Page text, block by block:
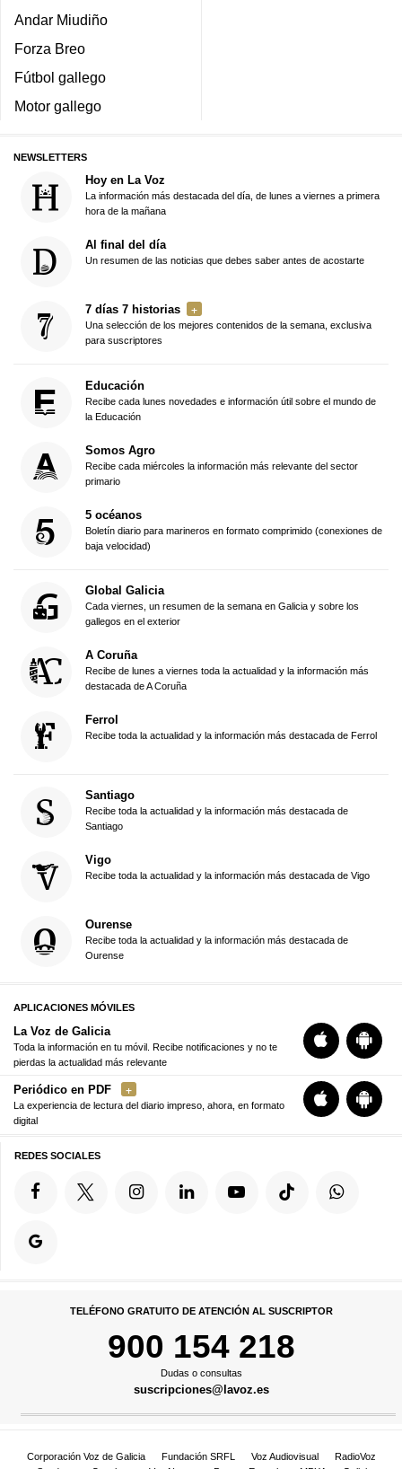
Andar Miudiño
Forza Breo
Fútbol gallego
Motor gallego
NEWSLETTERS
Hoy en La Voz
La información más destacada del día, de lunes a viernes a primera
hora de la mañana
Al final del día
Un resumen de las noticias que debes saber antes de acostarte
7 días 7 historias
Una selección de los mejores contenidos de la semana, exclusiva
para suscriptores
Educación
Recibe cada lunes novedades e información útil sobre el mundo de
la Educación
Somos Agro
Recibe cada miércoles la información más relevante del sector
primario
5 océanos
Boletín diario para marineros en formato comprimido (conexiones de
baja velocidad)
Global Galicia
Cada viernes, un resumen de la semana en Galicia y sobre los
gallegos en el exterior
A Coruña
Recibe de lunes a viernes toda la actualidad y la información más
destacada de A Coruña
Ferrol
Recibe toda la actualidad y la información más destacada de Ferrol
Santiago
Recibe toda la actualidad y la información más destacada de
Santiago
Vigo
Recibe toda la actualidad y la información más destacada de Vigo
Ourense
Recibe toda la actualidad y la información más destacada de
Ourense
APLICACIONES MÓVILES
La Voz de Galicia
Toda la información en tu móvil. Recibe notificaciones y no te
pierdas la actualidad más relevante
Periódico en PDF
La experiencia de lectura del diario impreso, ahora, en formato
digital
REDES SOCIALES
TELÉFONO GRATUITO DE ATENCIÓN AL SUSCRIPTOR
900 154 218
Dudas o consultas
suscripciones@lavoz.es
Corporación Voz de Galicia Fundación SRFL Voz Audiovisual
RadioVoz